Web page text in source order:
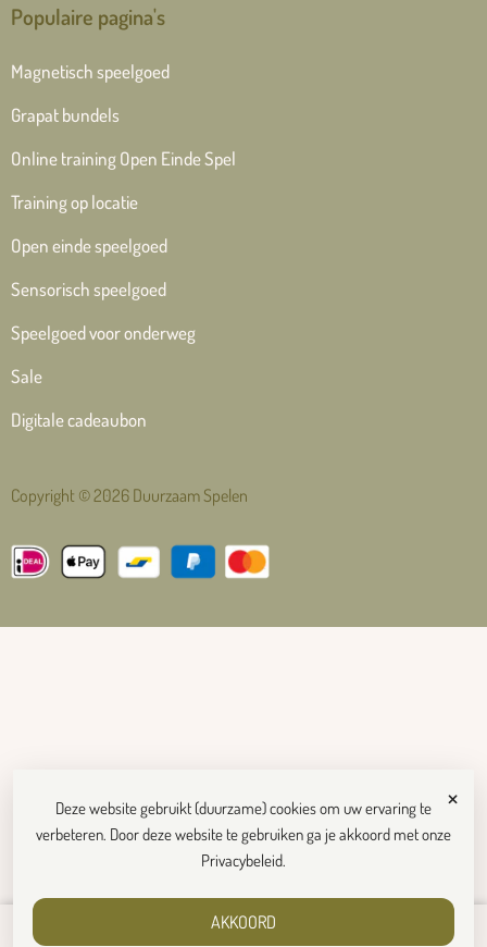
€7,50 Toevoegen aan winkelwagen
Populaire pagina's
Magnetisch speelgoed
Grapat bundels
Online training Open Einde Spel
Training op locatie
Open einde speelgoed
Sensorisch speelgoed
Speelgoed voor onderweg
Sale
Digitale cadeaubon
Copyright © 2026 Duurzaam Spelen
×
Deze website gebruikt (duurzame) cookies om uw ervaring te
verbeteren. Door deze website te gebruiken ga je akkoord met onze
Privacybeleid.
AKKOORD